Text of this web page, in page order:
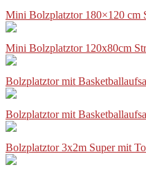
Mini Bolzplatztor 180×120 cm
Mini Bolzplatztor 120x80cm
Bolzplatztor mit
Bolzplatztor mit
Bolzplatztor 3x2m Super mit